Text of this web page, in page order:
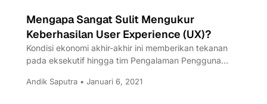
Mengapa Sangat Sulit Mengukur
Keberhasilan User Experience (UX)?
Kondisi ekonomi akhir-akhir ini memberikan tekanan
pada eksekutif hingga tim Pengalaman Pengguna
Andik Saputra • Januari 6, 2021